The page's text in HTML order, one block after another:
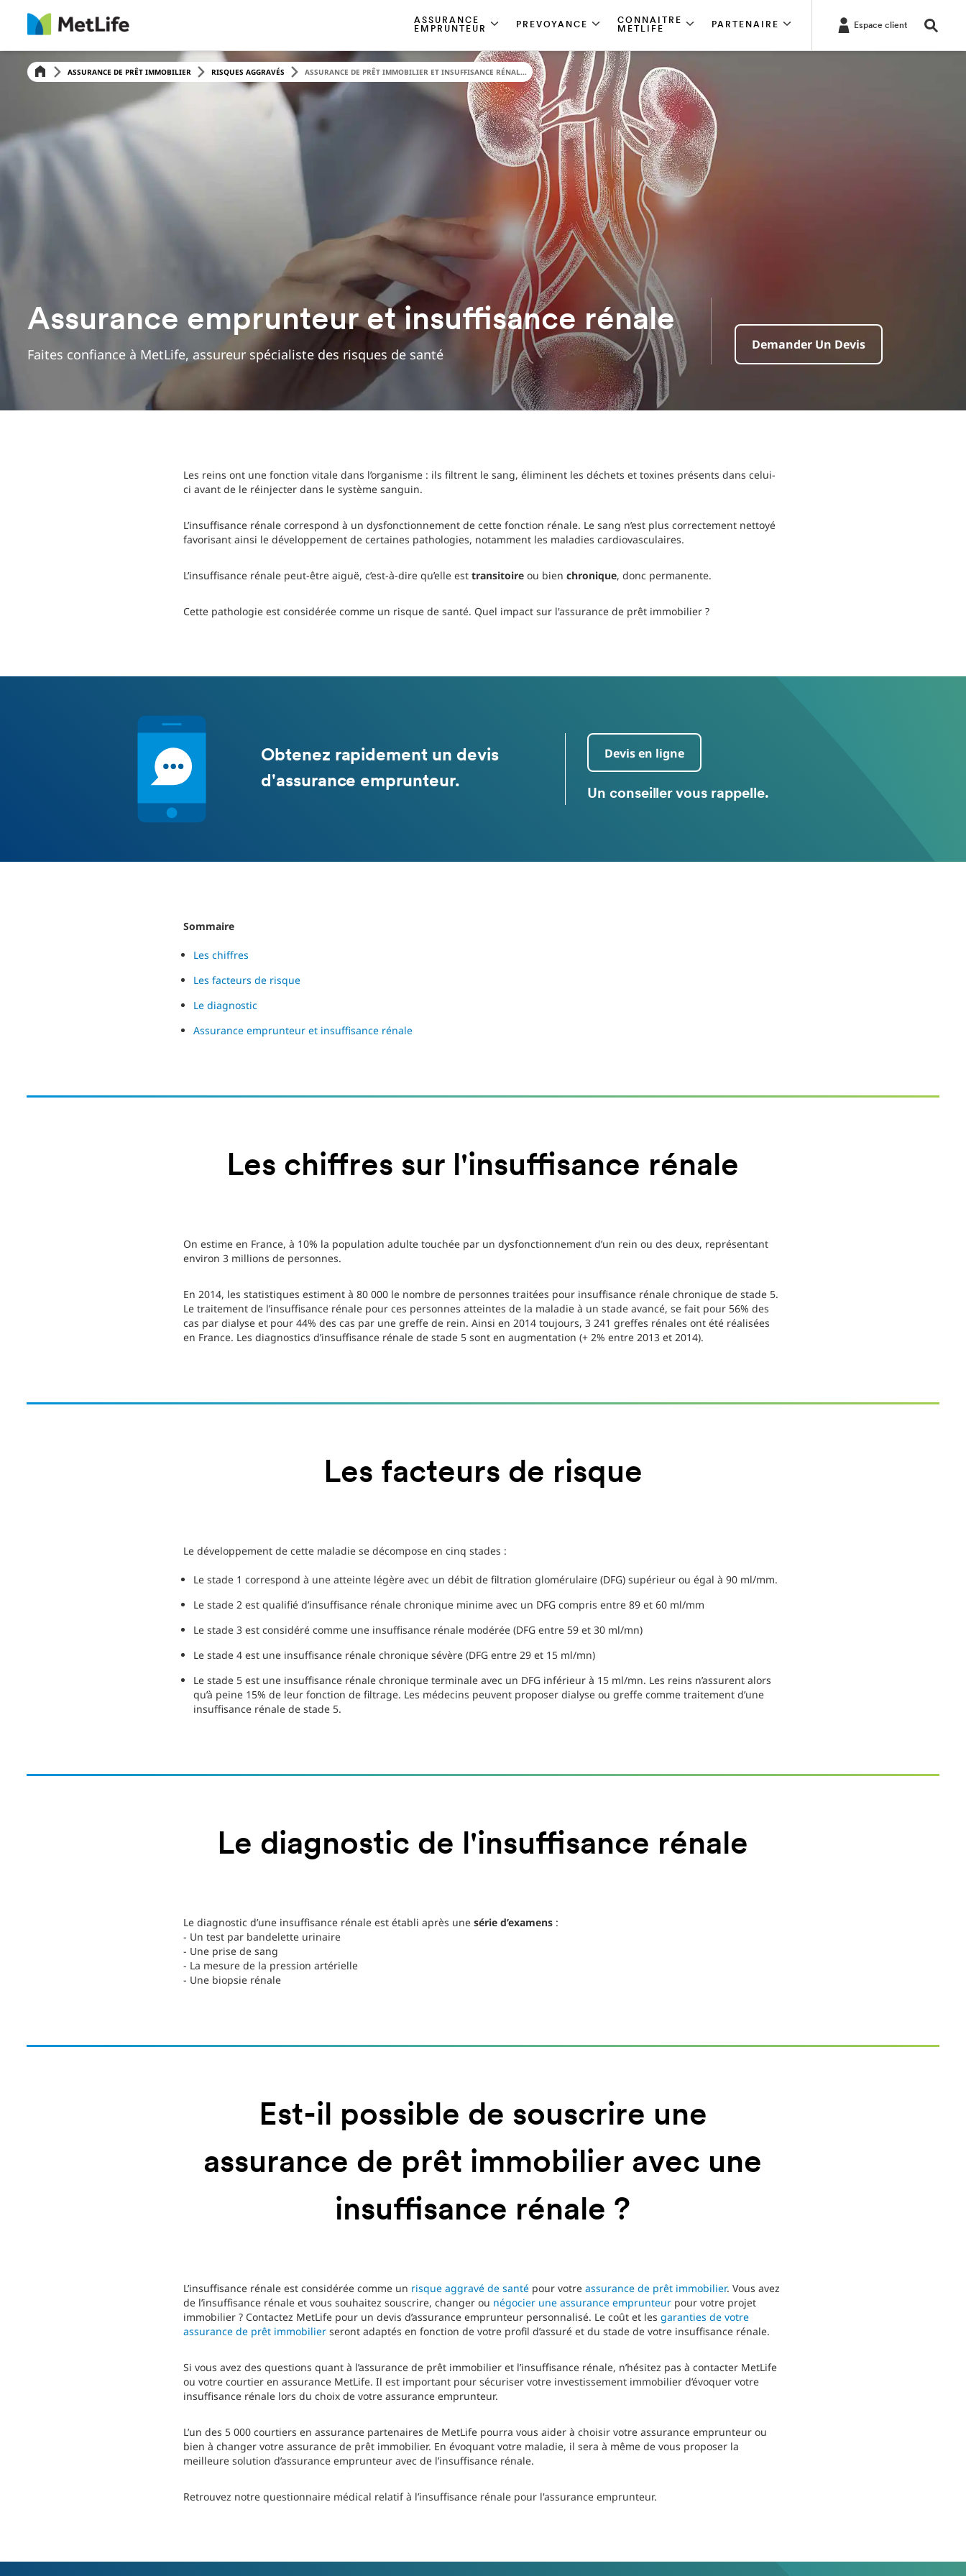
ASSURANCE
EMPRUNTEUR
PREVOYANCE
CONNAITRE
METLIFE
PARTENAIRE Espace client
ASSURANCE DE PRÊT IMMOBILIER RISQUES AGGRAVÉS ASSURANCE DE PRÊT IMMOBILIER ET INSUFFISANCE RÉNAL...
Assurance emprunteur et insuffisance rénale
Faites confiance à MetLife, assureur spécialiste des risques de santé
Demander Un Devis
Les reins ont une fonction vitale dans l’organisme : ils filtrent le sang, éliminent les déchets et toxines présents dans celui-
ci avant de le réinjecter dans le système sanguin.
L’insuffisance rénale correspond à un dysfonctionnement de cette fonction rénale. Le sang n’est plus correctement nettoyé
favorisant ainsi le développement de certaines pathologies, notamment les maladies cardiovasculaires.
L’insuffisance rénale peut-être aiguë, c’est-à-dire qu’elle est transitoireou bien chronique, donc permanente.
Cette pathologie est considérée comme un risque de santé. Quel impact sur l'assurance de prêt immobilier ?
Obtenez rapidement un devis
d'assurance emprunteur.
Devis en ligne
Un conseiller vous rappelle.
Sommaire
Les chiffres
Les facteurs de risque
Le diagnostic
Assurance emprunteur et insuffisance rénale
Les chiffres sur l'insuffisance rénale
On estime en France, à 10% la population adulte touchée par un dysfonctionnement d’un rein ou des deux, représentant
environ 3 millions de personnes.
En 2014, les statistiques estiment à 80 000 le nombre de personnes traitées pour insuffisance rénale chronique de stade 5.
Le traitement de l’insuffisance rénale pour ces personnes atteintes de la maladie à un stade avancé, se fait pour 56% des
cas par dialyse et pour 44% des cas par une greffe de rein. Ainsi en 2014 toujours, 3 241 greffes rénales ont été réalisées
en France. Les diagnostics d’insuffisance rénale de stade 5 sont en augmentation (+ 2% entre 2013 et 2014).
Les facteurs de risque
Le développement de cette maladie se décompose en cinq stades :
Le stade 1 correspond à une atteinte légère avec un débit de filtration glomérulaire (DFG) supérieur ou égal à 90 ml/mm.
Le stade 2 est qualifié d’insuffisance rénale chronique minime avec un DFG compris entre 89 et 60 ml/mm
Le stade 3 est considéré comme une insuffisance rénale modérée (DFG entre 59 et 30 ml/mn)
Le stade 4 est une insuffisance rénale chronique sévère (DFG entre 29 et 15 ml/mn)
Le stade 5 est une insuffisance rénale chronique terminale avec un DFG inférieur à 15 ml/mn. Les reins n’assurent alors
qu’à peine 15% de leur fonction de filtrage. Les médecins peuvent proposer dialyse ou greffe comme traitement d’une
insuffisance rénale de stade 5.
Le diagnostic de l'insuffisance rénale
Le diagnostic d’une insuffisance rénale est établi après une série d’examens:
- Un test par bandelette urinaire
- Une prise de sang
- La mesure de la pression artérielle
- Une biopsie rénale
Est-il possible de souscrire une
assurance de prêt immobilier avec une
insuffisance rénale ?
L’insuffisance rénale est considérée comme un risque aggravé de santépour votre assurance de prêt immobilier. Vous avez
de l’insuffisance rénale et vous souhaitez souscrire, changer ou négocier une assurance emprunteurpour votre projet
immobilier ? Contactez MetLife pour un devis d’assurance emprunteur personnalisé. Le coût et les garanties de votre
assurance de prêt immobilierseront adaptés en fonction de votre profil d’assuré et du stade de votre insuffisance rénale.
Si vous avez des questions quant à l’assurance de prêt immobilier et l’insuffisance rénale, n’hésitez pas à contacter MetLife
ou votre courtier en assurance MetLife. Il est important pour sécuriser votre investissement immobilier d’évoquer votre
insuffisance rénale lors du choix de votre assurance emprunteur.
L’un des 5 000 courtiers en assurance partenaires de MetLife pourra vous aider à choisir votre assurance emprunteur ou
bien à changer votre assurance de prêt immobilier. En évoquant votre maladie, il sera à même de vous proposer la
meilleure solution d’assurance emprunteur avec de l’insuffisance rénale.
Retrouvez notre questionnaire médical relatif à l’insuffisance rénale pour l'assurance emprunteur.